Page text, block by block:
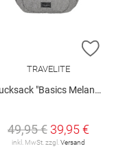
HINZUFÜGEN
ZUR
TRAVELITE
"Basics Melange"
49,95 € 39,95 €
inkl. MwSt. zzgl. Versand